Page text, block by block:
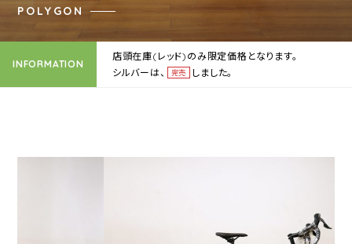
POLYGON
INFORMATION
店頭在庫(レッド)のみ限定価格となります。
シルバーは、
完売 しました。